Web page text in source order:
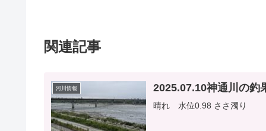
関連記事
河川情報 2025.07.10神通川の釣
晴れ 水位0.98 ささ濁り